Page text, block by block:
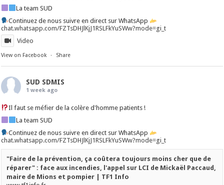
La team SUD
Continuez de nous suivre en direct sur WhatsApp
chat.whatsapp.com/FZTsDHJlKjJ1RSLFkYuSWw?mode=gi_t
Video
View on Facebook · Share
SUD SDMIS
1 week ago
Il faut se méfier de la colère d'homme patients !
La team SUD
Continuez de nous suivre en direct sur WhatsApp
chat.whatsapp.com/FZTsDHJlKjJ1RSLFkYuSWw?mode=gi_t
"Faire de la prévention, ça coûtera toujours moins cher que de
réparer" : face aux incendies, l'appel sur LCI de Mickaël Paccaud,
maire de Mions et pompier | TF1 Info